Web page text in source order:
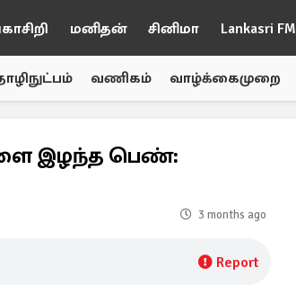
மனிதன் சினிமா Lankasri FM
வணிகம் வாழ்க்கைமுறை
இழந்த பெண்:
3 months ago
Report